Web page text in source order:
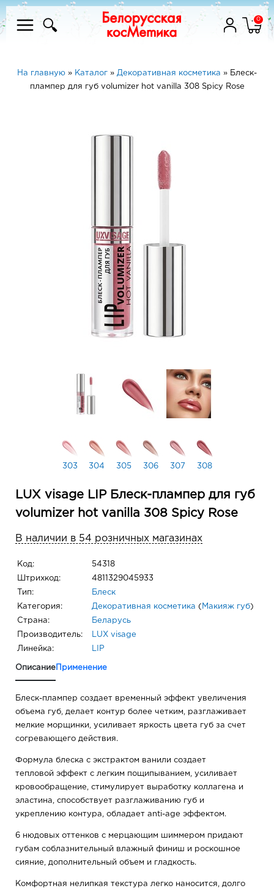
0
На главную » Каталог » Декоративная косметика » Блеск-
плампер для губ volumizer hot vanilla 308 Spicy Rose
303 304 305 306 307 308
LUX visage LIP Блеск-плампер для губ
volumizer hot vanilla 308 Spicy Rose
В наличии в 54 розничных магазинах
Код: 54318
Штрихкод: 4811329045933
Тип: Блеск
Категория: Декоративная косметика ( Макияж губ)
Страна: Беларусь
Производитель: LUX visage
Линейка: LIP
Описание Применение
Блеск-плампер создает временный эффект увеличения
объема губ, делает контур более четким, разглаживает
мелкие морщинки, усиливает яркость цвета губ за счет
согревающего действия.
Формула блеска с экстрактом ванили создает
тепловой эффект с легким пощипыванием, усиливает
кровообращение, стимулирует выработку коллагена и
эластина, способствует разглаживанию губ и
укреплению контура, обладает anti-age эффектом.
6 нюдовых оттенков с мерцающим шиммером придают
губам соблазнительный влажный финиш и роскошное
сияние, дополнительный объем и гладкость.
Комфортная нелипкая текстура легко наносится, долго